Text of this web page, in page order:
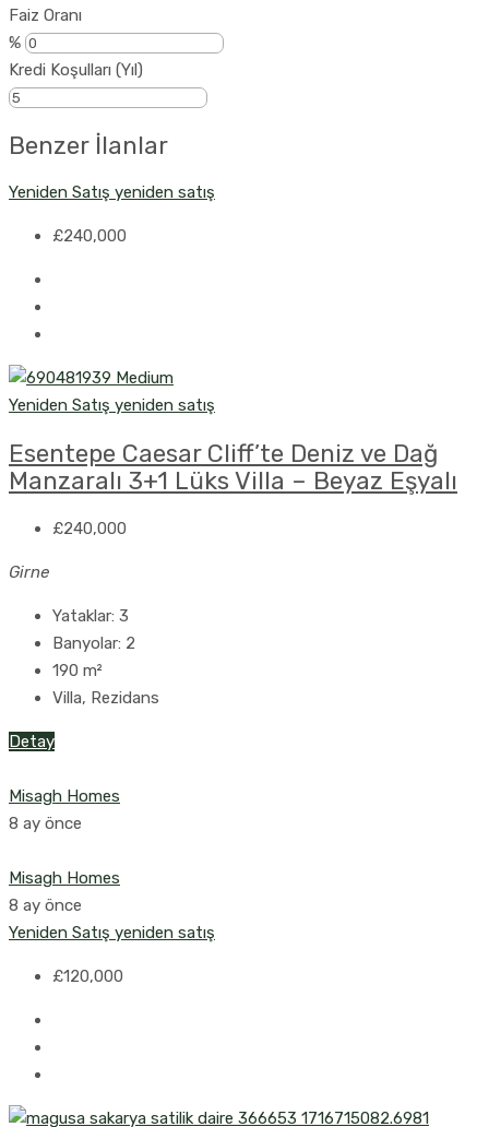
Faiz Oranı
%
Kredi Koşulları (Yıl)
Benzer İlanlar
Yeniden Satış yeniden satış
£240,000
Yeniden Satış yeniden satış
Esentepe Caesar Cliff’te Deniz ve Dağ
Manzaralı 3+1 Lüks Villa – Beyaz Eşyalı
£240,000
Girne
Yataklar: 3
Banyolar: 2
190 m²
Villa, Rezidans
Detay
Misagh Homes
8 ay önce
Misagh Homes
8 ay önce
Yeniden Satış yeniden satış
£120,000